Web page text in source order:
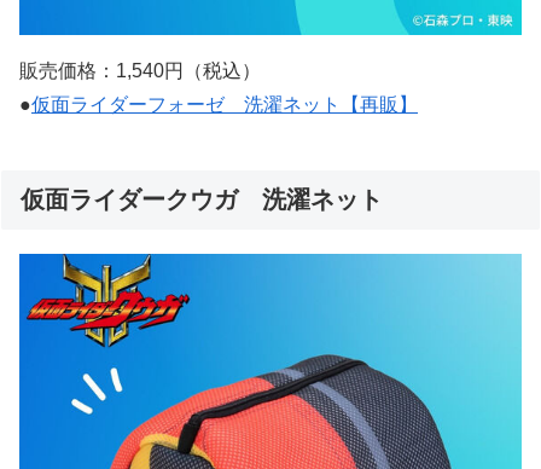
販売価格：1,540円（税込）
●仮面ライダーフォーゼ 洗濯ネット【再販】
仮面ライダークウガ 洗濯ネット